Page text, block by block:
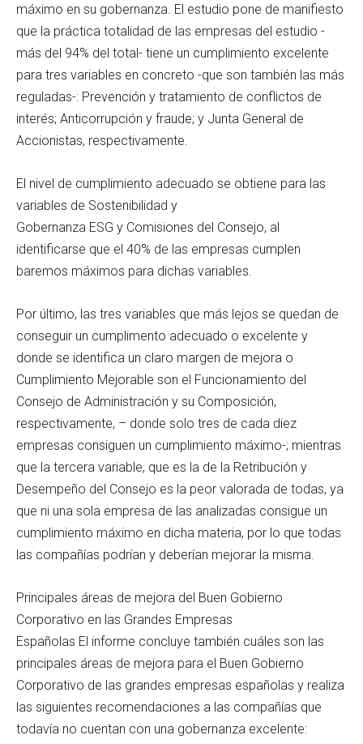
máximo en su gobernanza. El estudio pone de manifiesto
que la práctica totalidad de las empresas del estudio -
más del 94% del total- tiene un cumplimiento excelente
para tres variables en concreto -que son también las más
reguladas-: Prevención y tratamiento de conflictos de
interés; Anticorrupción y fraude; y Junta General de
Accionistas, respectivamente.
El nivel de cumplimiento adecuado se obtiene para las
variables de Sostenibilidad y
Gobernanza ESG y Comisiones del Consejo, al
identificarse que el 40% de las empresas cumplen
baremos máximos para dichas variables.
Por último, las tres variables que más lejos se quedan de
conseguir un cumplimento adecuado o excelente y
donde se identifica un claro margen de mejora o
Cumplimiento Mejorable son el Funcionamiento del
Consejo de Administración y su Composición,
respectivamente, – donde solo tres de cada diez
empresas consiguen un cumplimiento máximo-; mientras
que la tercera variable, que es la de la Retribución y
Desempeño del Consejo es la peor valorada de todas, ya
que ni una sola empresa de las analizadas consigue un
cumplimiento máximo en dicha materia, por lo que todas
las compañías podrían y deberían mejorar la misma.
Principales áreas de mejora del Buen Gobierno
Corporativo en las Grandes Empresas
Españolas El informe concluye también cuáles son las
principales áreas de mejora para el Buen Gobierno
Corporativo de las grandes empresas españolas y realiza
las siguientes recomendaciones a las compañías que
todavía no cuentan con una gobernanza excelente: